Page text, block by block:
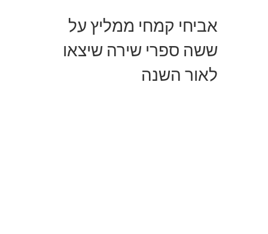
אביחי קמחי ממליץ על
ששה ספרי שירה שיצאו
לאור השנה